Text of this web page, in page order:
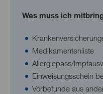
Was muss ich
Medikamentenliste
Allergiepass/
Einweisungsschein
Vorbefunde aus